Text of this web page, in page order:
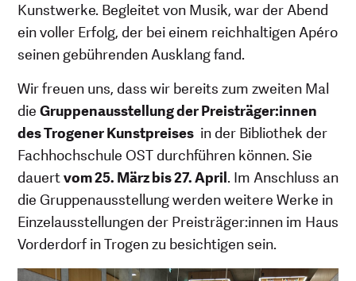
Kunstwerke. Begleitet von Musik, war der Abend
ein voller Erfolg, der bei einem reichhaltigen Apéro
seinen gebührenden Ausklang fand.
Wir freuen uns, dass wir bereits zum zweiten Mal
die Gruppenausstellung der Preisträger:innen
des Trogener Kunstpreises in der Bibliothek der
Fachhochschule OST durchführen können. Sie
dauertvom 25. März bis 27. April. Im Anschluss an
die Gruppenausstellung werden weitere Werke in
Einzelausstellungen der Preisträger:innen im Haus
Vorderdorf in Trogen zu besichtigen sein.